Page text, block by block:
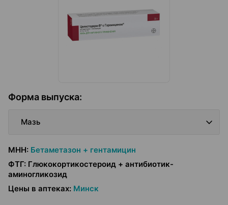
Форма выпуска:
Мазь
МНН: Бетаметазон + гентамицин
ФТГ: Глюкокортикостероид + антибиотик-
аминогликозид
Цены в аптеках: Минск